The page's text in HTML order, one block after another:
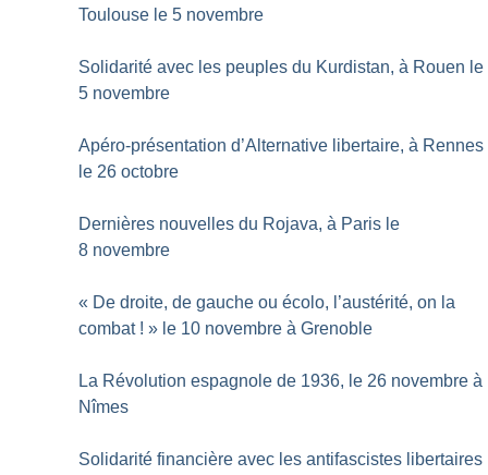
Toulouse le 5 novembre
Solidarité avec les peuples du Kurdistan, à Rouen le
5 novembre
Apéro-présentation d’Alternative libertaire, à Rennes
le 26 octobre
Dernières nouvelles du Rojava, à Paris le
8 novembre
« De droite, de gauche ou écolo, l’austérité, on la
combat ! » le 10 novembre à Grenoble
La Révolution espagnole de 1936, le 26 novembre à
Nîmes
Solidarité financière avec les antifascistes libertaires